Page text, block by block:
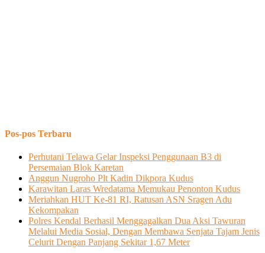
Pos-pos Terbaru
Perhutani Telawa Gelar Inspeksi Penggunaan B3 di
Persemaian Blok Karetan
Anggun Nugroho Plt Kadin Dikpora Kudus
Karawitan Laras Wredatama Memukau Penonton Kudus
Meriahkan HUT Ke-81 RI, Ratusan ASN Sragen Adu
Kekompakan
Polres Kendal Berhasil Menggagalkan Dua Aksi Tawuran
Melalui Media Sosial, Dengan Membawa Senjata Tajam Jenis
Celurit Dengan Panjang Sekitar 1,67 Meter